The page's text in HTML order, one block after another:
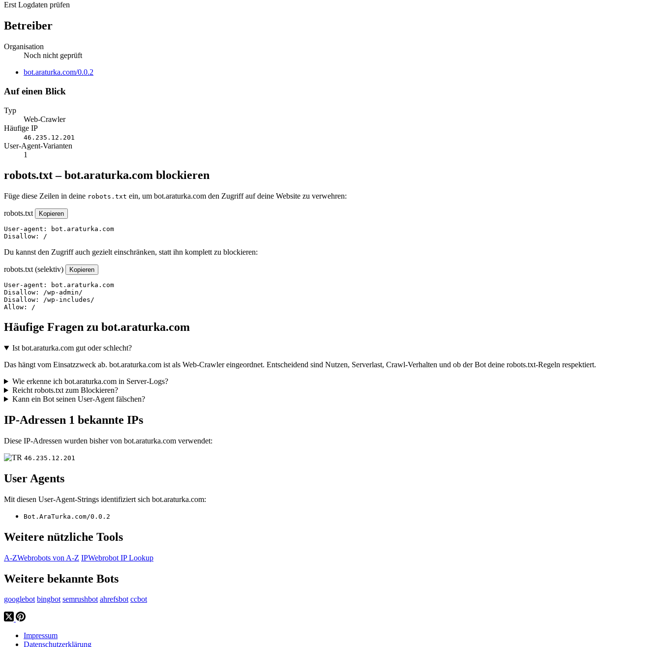
Erst Logdaten prüfen
Betreiber
Organisation
Noch nicht geprüft
Website
bot.araturka.com/0.0.2
Auf einen Blick
Typ
Web-Crawler
Häufige IP
46.235.12.201
User-Agent-Varianten
1
robots.txt – bot.araturka.com blockieren
Füge diese Zeilen in deine robots.txt ein, um bot.araturka.com den Zugriff auf deine Website zu verwehren:
robots.txt Kopieren
User-agent: bot.araturka.com
Disallow: /
Du kannst den Zugriff auch gezielt einschränken, statt ihn komplett zu blockieren:
robots.txt (selektiv) Kopieren
User-agent: bot.araturka.com
Disallow: /wp-admin/
Disallow: /wp-includes/
Allow: /
Häufige Fragen zu bot.araturka.com
Ist bot.araturka.com gut oder schlecht?
Das hängt vom Einsatzzweck ab. bot.araturka.com ist als Web-Crawler eingeordnet. Entscheidend sind Nutzen, Serverlast, Crawl-Verhalten und ob der Bot deine robots.txt-Regeln respektiert.
Wie erkenne ich bot.araturka.com in Server-Logs?
Reicht robots.txt zum Blockieren?
Kann ein Bot seinen User-Agent fälschen?
IP-Adressen 1 bekannte IPs
Diese IP-Adressen wurden bisher von bot.araturka.com verwendet:
46.235.12.201
User Agents
Mit diesen User-Agent-Strings identifiziert sich bot.araturka.com:
Bot.AraTurka.com/0.0.2
Weitere nützliche Tools
A-ZWebrobots von A-Z IPWebrobot IP Lookup
Weitere bekannte Bots
googlebot bingbot semrushbot ahrefsbot ccbot
Impressum
Datenschutzerklärung